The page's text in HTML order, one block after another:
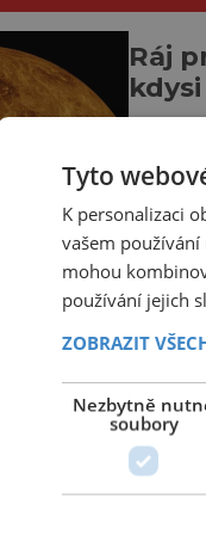
Ráj
Dnes je
panují
oblaků
dne na
Tyto
K personalizaci
vašem
mohou
používání jejich
ZOBRAZIT
Nezbytně
soubory